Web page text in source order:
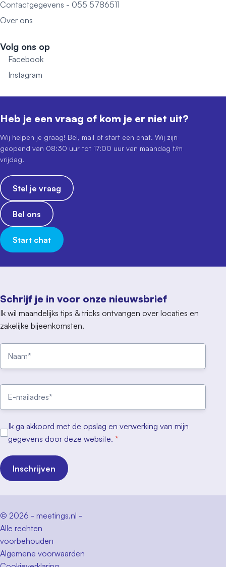
Contactgegevens - 055 5786511
Over ons
Volg ons op
Facebook
Instagram
Schrijf je in voor onze nieuwsbrief
Ik wil maandelijks tips & tricks ontvangen over locaties en
zakelijke bijeenkomsten.
Ik ga akkoord met de opslag en verwerking van mijn
gegevens door deze website. *
Inschrijven
Heb je een vraag of kom je er niet uit?
Wij helpen je graag! Bel, mail of start een chat. Wij zijn
geopend van 08:30 uur tot 17:00 uur van maandag t/m
vrijdag.
Stel je vraag
Bel ons
Start chat
© 2026 - meetings.nl -
Alle rechten
voorbehouden
Algemene voorwaarden